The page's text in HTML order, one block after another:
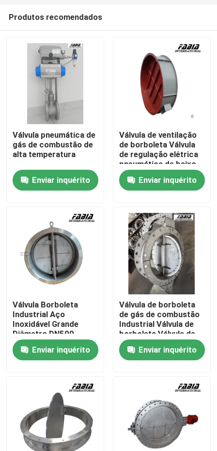
Para casa
Vídeos
Sobre nós
Controle de qualidade
Contacte-nos
Solicite um orçamento
Válvula de bola pneumática
Válvula de borboleta pneumática
Produtos recomendados
Válvula pneumática de
gás de combustão de
alta temperatura
Enviar inquérito
Válvula de ventilação
de borboleta Válvula
de regulação elétrica
pneumática de baixo
binário
Enviar inquérito
Válvula Borboleta
Industrial Aço
Inoxidável Grande
Diâmetro DN500
Válvulas de Ventilação
Enviar inquérito
Válvula de borboleta
de gás de combustão
Industrial Válvula de
borboleta Válvula de
ar
Enviar inquérito